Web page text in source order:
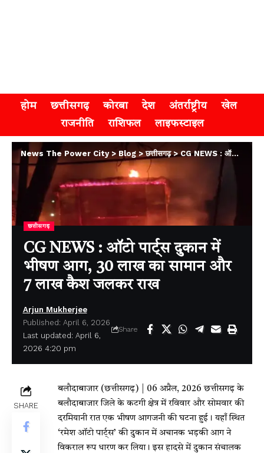
होम छत्तीसगढ़ कोरबा देश अंतर्राष्ट्रीय
खेल
राजनीति
राशिफल लाइफस्टाइल
News The Power City> Blog>छत्तीसगढ़>CG NEWS : ऑटो पार्ट्स दुकान में भीषण आग, 30 लाख का सामान और 7 लाख कैश जलकर राख
छत्तीसगढ़
CG NEWS : ऑटो पार्ट्स दुकान में
भीषण आग, 30 लाख का सामान और
7 लाख कैश जलकर राख
Last updated: April 6,
2026 4:20 pm
Arjun Mukherjee
Published: April 6, 2026
Share
SHARE
बलौदाबाजार (छत्तीसगढ़) | 06 अप्रैल, 2026 छत्तीसगढ़ के
बलौदाबाजार जिले के कटगी क्षेत्र में रविवार और सोमवार की
दरमियानी रात एक भीषण आगजनी की घटना हुई। यहाँ स्थित
‘रमेश ऑटो पार्ट्स’ की दुकान में अचानक भड़की आग ने
विकराल रूप धारण कर लिया। इस हादसे में दुकान संचालक